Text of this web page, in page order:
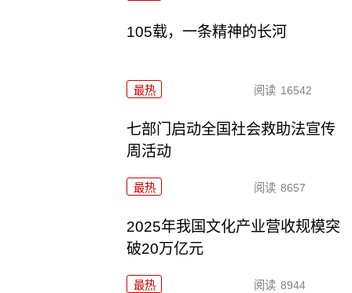
105载，一条精神的长河
最热 阅读 16542
七部门启动全国社会救助法宣传
周活动
最热 阅读 8657
2025年我国文化产业营收规模突
破20万亿元
最热 阅读 8944